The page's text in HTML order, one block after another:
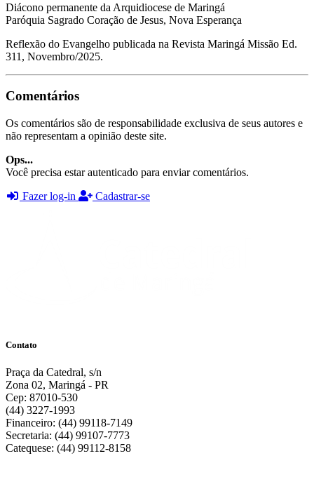
Diácono permanente da Arquidiocese de Maringá
Paróquia Sagrado Coração de Jesus, Nova Esperança
Reflexão do Evangelho publicada na Revista Maringá Missão Ed.
311, Novembro/2025.
Comentários
Os comentários são de responsabilidade exclusiva de seus autores e
não representam a opinião deste site.
Ops...
Você precisa estar autenticado para enviar comentários.
Fazer log-in
Cadastrar-se
Contato
Praça da Catedral, s/n
Zona 02, Maringá - PR
Cep: 87010-530
(44) 3227-1993
Financeiro: (44) 99118-7149
Secretaria: (44) 99107-7773
Catequese: (44) 99112-8158